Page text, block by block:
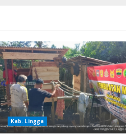
Kab. Lingga